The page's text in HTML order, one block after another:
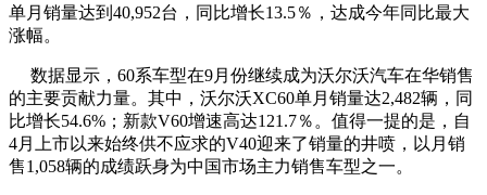
单月销量达到40,952台，同比增长13.5％，达成今年同比最大
涨幅。
数据显示，60系车型在9月份继续成为沃尔沃汽车在华销售
的主要贡献力量。其中，沃尔沃XC60单月销量达2,482辆，同
比增长54.6%；新款V60增速高达121.7％。值得一提的是，自
4月上市以来始终供不应求的V40迎来了销量的井喷，以月销
售1,058辆的成绩跃身为中国市场主力销售车型之一。